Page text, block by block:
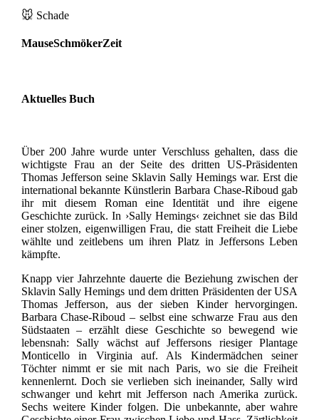
🐭 Schade
MauseSchmökerZeit
Aktuelles Buch
Über 200 Jahre wurde unter Verschluss gehalten, dass die
wichtigste Frau an der Seite des dritten US-Präsidenten
Thomas Jefferson seine Sklavin Sally Hemings war. Erst die
international bekannte Künstlerin Barbara Chase-Riboud gab
ihr mit diesem Roman eine Identität und ihre eigene
Geschichte zurück. In ›Sally Hemings‹ zeichnet sie das Bild
einer stolzen, eigenwilligen Frau, die statt Freiheit die Liebe
wählte und zeitlebens um ihren Platz in Jeffersons Leben
kämpfte.
Knapp vier Jahrzehnte dauerte die Beziehung zwischen der
Sklavin Sally Hemings und dem dritten Präsidenten der USA
Thomas Jefferson, aus der sieben Kinder hervorgingen.
Barbara Chase-Riboud – selbst eine schwarze Frau aus den
Südstaaten – erzählt diese Geschichte so bewegend wie
lebensnah: Sally wächst auf Jeffersons riesiger Plantage
Monticello in Virginia auf. Als Kindermädchen seiner
Töchter nimmt er sie mit nach Paris, wo sie die Freiheit
kennenlernt. Doch sie verlieben sich ineinander, Sally wird
schwanger und kehrt mit Jefferson nach Amerika zurück.
Sechs weitere Kinder folgen. Die unbekannte, aber wahre